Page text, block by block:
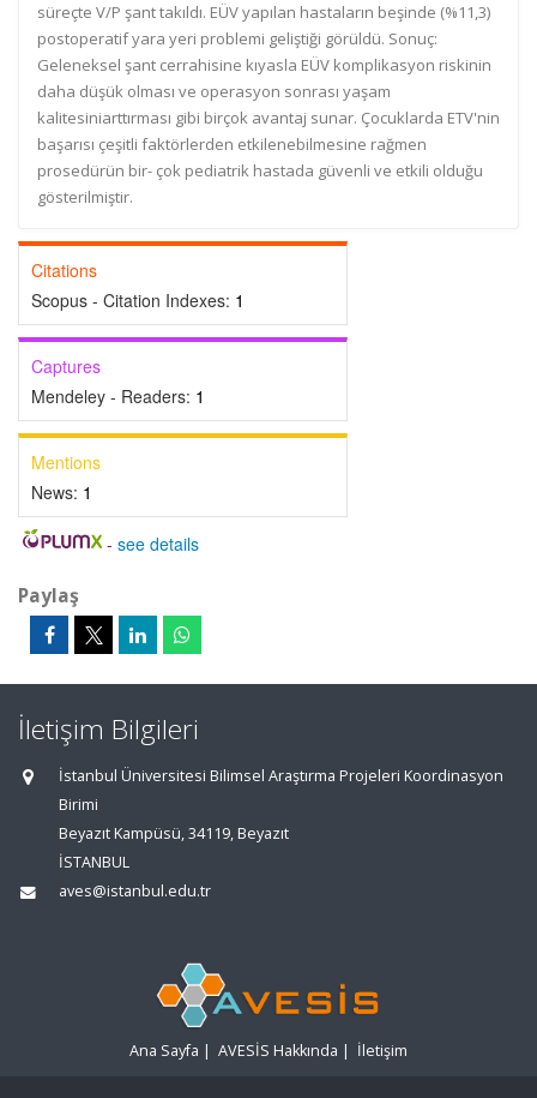
süreçte V/P şant takıldı. EÜV yapılan hastaların beşinde (%11,3)
postoperatif yara yeri problemi geliştiği görüldü. Sonuç:
Geleneksel şant cerrahisine kıyasla EÜV komplikasyon riskinin
daha düşük olması ve operasyon sonrası yaşam
kalitesiniarttırması gibi birçok avantaj sunar. Çocuklarda ETV'nin
başarısı çeşitli faktörlerden etkilenebilmesine rağmen
prosedürün bir- çok pediatrik hastada güvenli ve etkili olduğu
gösterilmiştir.
Citations
Scopus - Citation Indexes: 1
Captures
Mendeley - Readers: 1
Mentions
News: 1
- see details
Paylaş
İletişim Bilgileri
İstanbul Üniversitesi Bilimsel Araştırma Projeleri Koordinasyon
Birimi
Beyazıt Kampüsü, 34119, Beyazıt
İSTANBUL
aves@istanbul.edu.tr
Ana Sayfa | AVESİS Hakkında | İletişim